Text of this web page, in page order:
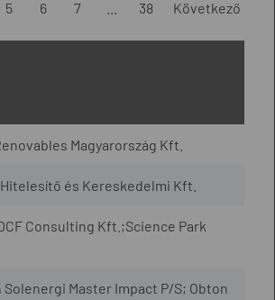
5 6 7 38 Következő
Magyarország Kft.
és Kereskedelmi Kft.
Consulting Kft.;Science Park
Master Impact P/S; Obton